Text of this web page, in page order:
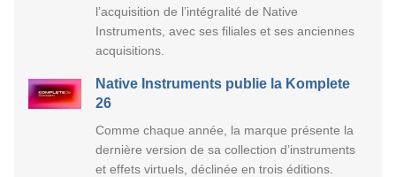
l’acquisition de l’intégralité de Native
Instruments, avec ses filiales et ses anciennes
acquisitions.
Native Instruments publie la Komplete
26
Comme chaque année, la marque présente la
dernière version de sa collection d’instruments
et effets virtuels, déclinée en trois éditions.